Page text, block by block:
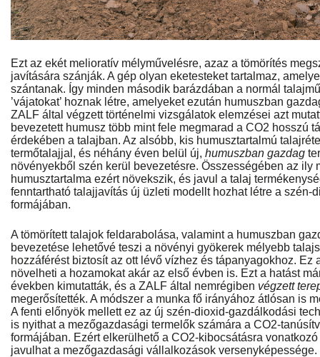
Ezt az ekét melioratív mélyművelésre, azaz a tömörítés
javítására szánják. A gép olyan eketesteket tartalmaz,
szántanak. Így minden második barázdában a normál
’vájatokat’ hoznak létre, amelyeket ezután humuszban
ZALF által végzett történelmi vizsgálatok elemzései azt
bevezetett humusz több mint fele megmarad a CO2 hosszú
érdekében a talajban. Az alsóbb, kis humusztartalmú
termőtalajjal, és néhány éven belül új, humuszban gazdag
növényekből szén kerül bevezetésre. Összességében az ily
humusztartalma ezért növekszik, és javul a talaj
fenntartható talajjavítás új üzleti modellt hozhat létre a szén-
formájában.
A tömörített talajok feldarabolása, valamint a humuszban
bevezetése lehetővé teszi a növényi gyökerek mélyebb
hozzáférést biztosít az ott lévő vízhez és tápanyagokhoz. Ez
növelheti a hozamokat akár az első évben is. Ezt a hatást
években kimutatták, és a ZALF által nemrégiben végzett
megerősítették. A módszer a munka fő irányához átlósan is
A fenti előnyök mellett ez az új szén-dioxid-gazdálkodási
is nyithat a mezőgazdasági termelők számára a CO2-
formájában. Ezért elkerülhető a CO2-kibocsátásra vonatkozó
javulhat a mezőgazdasági vállalkozások versenyképessége.